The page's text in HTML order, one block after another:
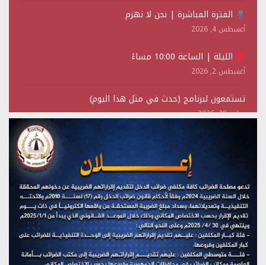
الفترة المباشرة | نحن لا نهزم
أغسطس 4, 2026
الليلة | الساعة 10:00 مساءً
أغسطس 2, 2026
تستمعون لبرنامج (حدث في مثل هذا اليوم)
يوليو 28, 2026
(نحن لا نهزم) بث مباشر
تستمعون لبرنامج (هندسة الوهم)
يوليو 28, 2026
مؤتمر صحفي لمركز عين الإنسانية حول جرائم تحالف العدوان
على اليمن
يوليو 27, 2026